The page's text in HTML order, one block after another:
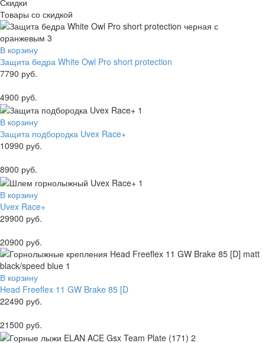
Скидки
Товары со скидкой
В корзину
Защита бедра White Owl Pro short protection
7790 руб.
4900 руб.
В корзину
Защита подбородка Uvex Race+
10990 руб.
8900 руб.
В корзину
Uvex Race+
29900 руб.
20900 руб.
В корзину
Head Freeflex 11 GW Brake 85 [D
22490 руб.
21500 руб.